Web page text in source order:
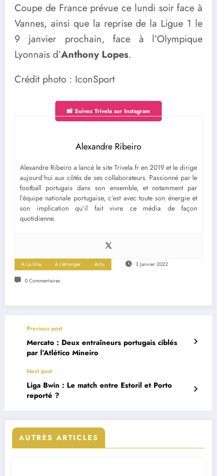
Coupe de France prévue ce lundi soir face à
Vannes, ainsi que la reprise de la Ligue 1 le
9 janvier prochain, face à l’Olympique
Lyonnais d’Anthony Lopes.
Crédit photo : IconSport
📸 Suivez Trivela sur Instagram
Alexandre Ribeiro
Alexandre Ribeiro a lancé le site Trivela.fr en 2019 et le dirige
aujourd’hui aux côtés de ses collaborateurs. Passionné par le
football portugais dans son ensemble, et notamment par
l’équipe nationale portugaise, c’est avec toute son énergie et
son implication qu’il fait vivre ce média de façon
quotidienne.
A La Une A L'étranger Actu 3 Janvier 2022
0 Commentaires
Previous post
Mercato : Deux entraîneurs portugais ciblés
par l’Atlético Mineiro
Next post
Liga Bwin : Le match entre Estoril et Porto
reporté ?
AUTRES ARTICLES